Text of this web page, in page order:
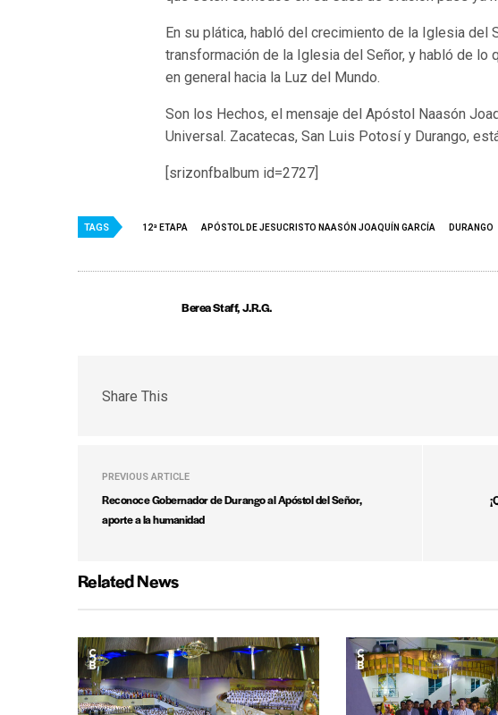
En su plática, habló del crecimiento de la Iglesia del
transformación de la Iglesia del Señor, y habló de lo
en general hacia la Luz del Mundo.
Son los Hechos, el mensaje del Apóstol Naasón
Universal. Zacatecas, San Luis Potosí y Durango,
[srizonfbalbum id=2727]
TAGS 12ª ETAPA APÓSTOL DE JESUCRISTO NAASÓN JOAQUÍN GARCÍA DURANGO
Berea Staff, J.R.G.
Share This
PREVIOUS ARTICLE
Reconoce Gobernador de Durango al Apóstol del Señor,
aporte a la humanidad
Related News